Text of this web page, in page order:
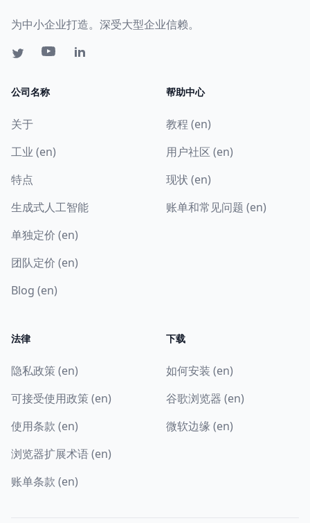
为中小企业打造。深受大型企业信赖。
公司名称
关于
工业 (en)
特点
生成式人工智能
单独定价 (en)
团队定价 (en)
Blog (en)
帮助中心
教程 (en)
用户社区 (en)
现状 (en)
账单和常见问题 (en)
法律
隐私政策 (en)
可接受使用政策 (en)
使用条款 (en)
浏览器扩展术语 (en)
账单条款 (en)
下载
如何安装 (en)
谷歌浏览器 (en)
微软边缘 (en)